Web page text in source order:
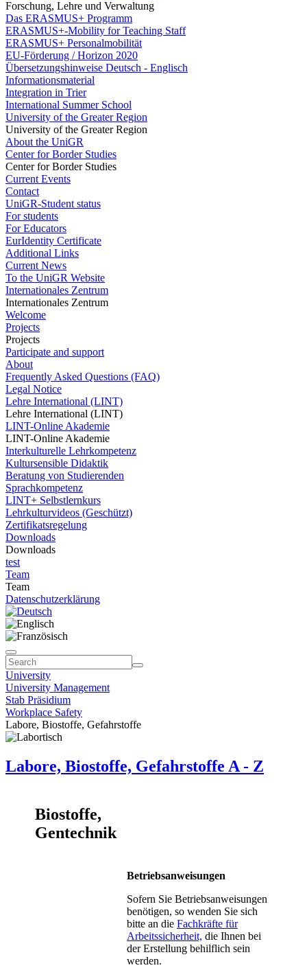
Forschung, Lehre und Verwaltung
Das ERASMUS+ Programm
ERASMUS+-Mobility for Teaching Staff
ERASMUS+ Personalmobilität
EU-Förderung / Horizon 2020
Übersetzungshinweise Deutsch - Englisch
Informationsmaterial
Integration in Trier
International Summer School
University of the Greater Region
University of the Greater Region
About the UniGR
Center for Border Studies
Center for Border Studies
Current Events
Contact
UniGR-Student status
For students
For Educators
EurIdentity Certificate
Additional Links
Current News
To the UniGR Website
Internationales Zentrum
Internationales Zentrum
Welcome
Projects
Projects
Participate and support
About
Frequently Asked Questions (FAQ)
Legal Notice
Lehre International (LINT)
Lehre International (LINT)
LINT-Online Akademie
LINT-Online Akademie
Interkulturelle Lehrkompetenz
Kultursensible Didaktik
Beratung von Studierenden
Sprachkompetenz
LINT+ Selbstlernkurs
Lehrkulturvideos (Geschützt)
Zertifikatsregelung
Downloads
Downloads
test
Team
Team
Datenschutzerklärung
University
University Management
Stab Präsidium
Workplace Safety
Labore, Biostoffe, Gefahrstoffe
Labore, Biostoffe, Gefahrstoffe A - Z
Biostoffe,
Gentechnik
Betriebsanweisungen
Sofern Sie Betriebsanweisungen
benötigen, so wenden Sie sich
bitte an die Fachkräfte für
Arbeitssicherheit, die Ihnen bei
der Erstellung behilflich sein
werden.